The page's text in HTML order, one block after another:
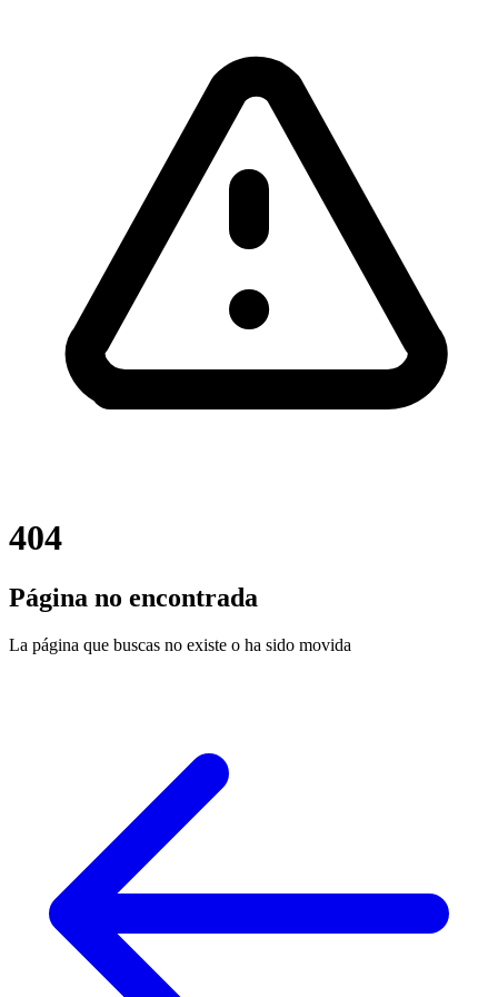
404
Página no encontrada
La página que buscas no existe o ha sido movida